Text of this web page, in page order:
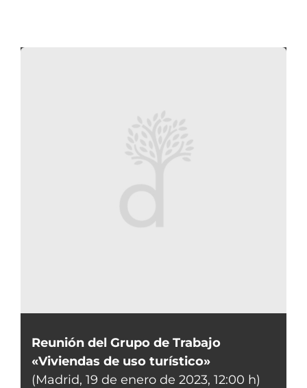
Reunión del Grupo de Trabajo
«Viviendas de uso turístico»
(Madrid, 19 de enero de 2023, 12:00 h)